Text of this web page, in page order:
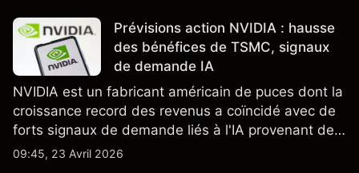
Prévisions action NVIDIA : hausse
des bénéfices de TSMC, signaux
de demande IA
NVIDIA est un fabricant américain de puces dont la
croissance record des revenus a coïncidé avec de
forts signaux de demande liés à l'IA provenant de
partenaires clés de la chaîne d'approvisionnement,
09:45, 23 Avril 2026